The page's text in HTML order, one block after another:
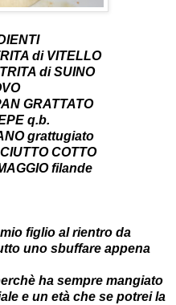
di VITELLO
di SUINO
GRATTATO
q.b.
grattugiato
COTTO
filande
figlio al rientro da
uno sbuffare appena
ha sempre mangiato
e un età che se potrei la